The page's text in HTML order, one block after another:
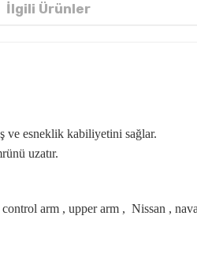
İlgili Ürünler
ve esneklik kabiliyetini sağlar.
uzatır.
arm , upper arm , Nissan ,